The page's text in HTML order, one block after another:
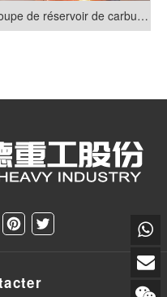
Coupe de réservoir de carburant de moto
P
e
T